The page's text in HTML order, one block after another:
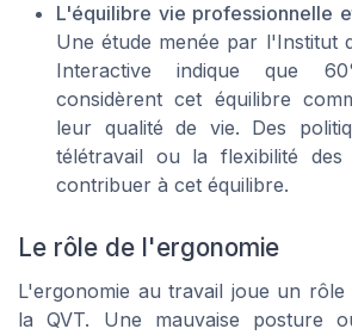
L'équilibre vie professionnelle
Une étude menée par l'Institut
Interactive indique que
considèrent cet équilibre
leur qualité de vie. Des
télétravail ou la flexibilité des
contribuer à cet équilibre.
Le rôle de l'ergonomie
L'ergonomie au travail joue un rôle
la QVT. Une mauvaise posture